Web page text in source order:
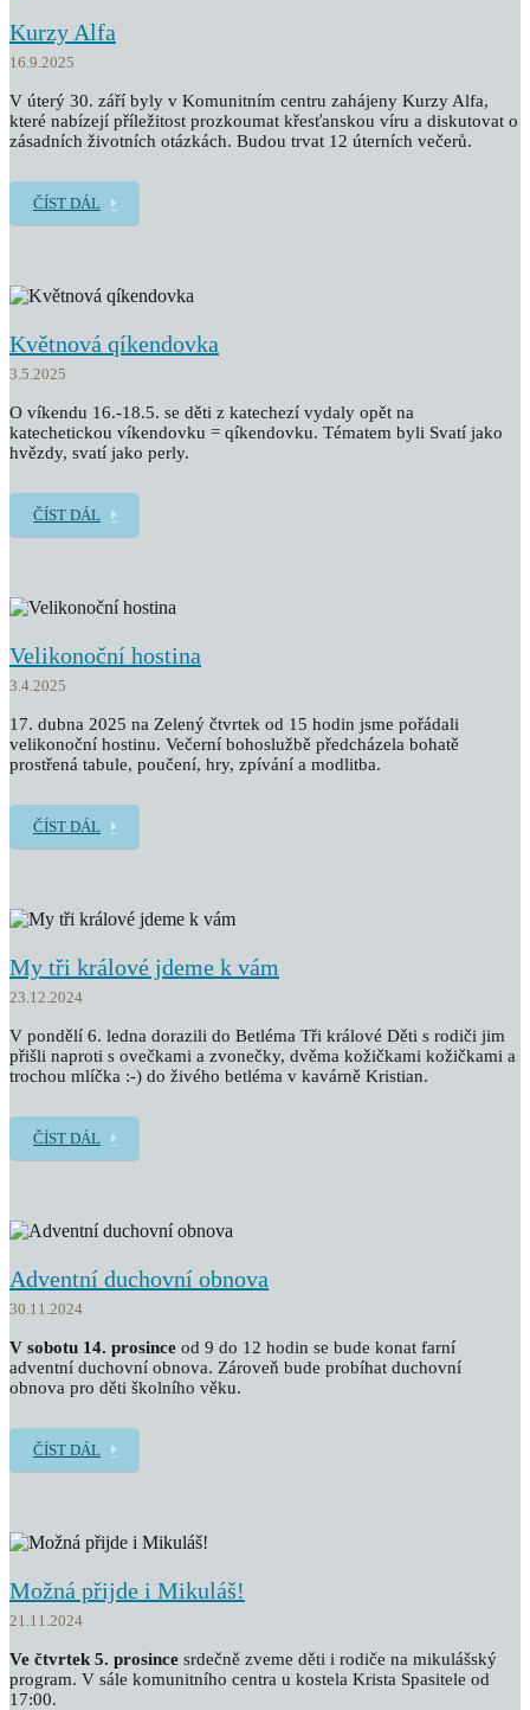
Kurzy Alfa
16.9.2025
V úterý 30. září byly v Komunitním centru zahájeny Kurzy Alfa,
které nabízejí příležitost prozkoumat křesťanskou víru a diskutovat o
zásadních životních otázkách. Budou trvat 12 úterních večerů.
ČÍST DÁL
Květnová qíkendovka
3.5.2025
O víkendu 16.-18.5. se děti z katechezí vydaly opět na
katechetickou víkendovku = qíkendovku. Tématem byli Svatí jako
hvězdy, svatí jako perly.
ČÍST DÁL
Velikonoční hostina
3.4.2025
17. dubna 2025 na Zelený čtvrtek od 15 hodin jsme pořádali
velikonoční hostinu. Večerní bohoslužbě předcházela bohatě
prostřená tabule, poučení, hry, zpívání a modlitba.
ČÍST DÁL
My tři králové jdeme k vám
23.12.2024
V pondělí 6. ledna dorazili do Betléma Tři králové Děti s rodiči jim
přišli naproti s ovečkami a zvonečky, dvěma kožičkami kožičkami a
trochou mlíčka :-) do živého betléma v kavárně Kristian.
ČÍST DÁL
Adventní duchovní obnova
30.11.2024
V sobotu 14. prosince od 9 do 12 hodin se bude konat farní
adventní duchovní obnova. Zároveň bude probíhat duchovní
obnova pro děti školního věku.
ČÍST DÁL
Možná přijde i Mikuláš!
21.11.2024
Ve čtvrtek 5. prosince srdečně zveme děti i rodiče na mikulášský
program. V sále komunitního centra u kostela Krista Spasitele od
17:00.